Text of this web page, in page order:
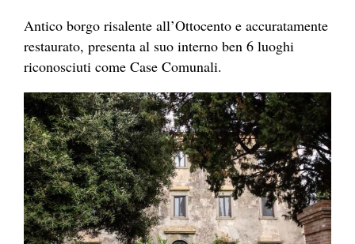
Antico borgo risalente all’Ottocento e accuratamente
restaurato, presenta al suo interno ben 6 luoghi
riconosciuti come Case Comunali.